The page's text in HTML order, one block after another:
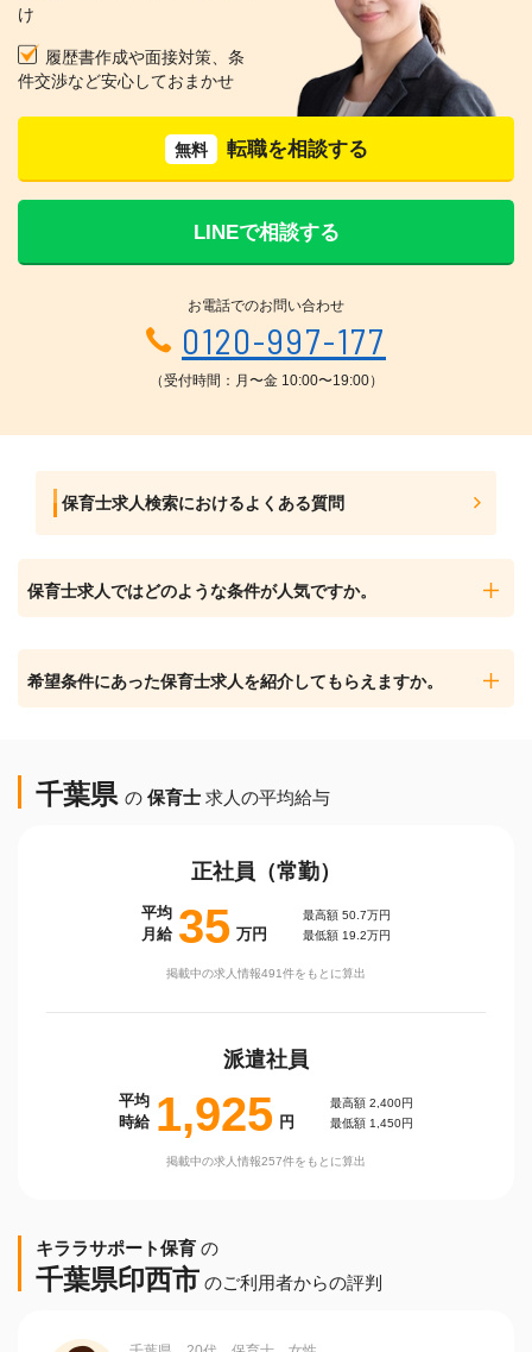
け
履歴書作成や面接対策、条
件交渉など安心しておまかせ
無料 転職を相談する
LINEで相談する
お電話でのお問い合わせ
0120-997-177
（受付時間：月〜金 10:00〜19:00）
保育士求人検索におけるよくある質問
保育士求人ではどのような条件が人気ですか。
希望条件にあった保育士求人を紹介してもらえますか。
千葉県 の 保育士 求人の平均給与
正社員（常勤）
平均
月給 35 万円
最高額 50.7万円
最低額 19.2万円
掲載中の求人情報491件をもとに算出
派遣社員
平均
時給 1,925 円
最高額 2,400円
最低額 1,450円
掲載中の求人情報257件をもとに算出
キララサポート保育 の
千葉県印西市 のご利用者からの評判